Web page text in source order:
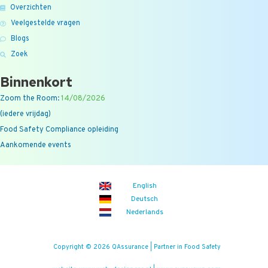
Overzichten
Veelgestelde vragen
Blogs
Zoek
Binnenkort
Zoom the Room:14/08/2026
(iedere vrijdag)
Food Safety Compliance opleiding
Aankomende events
English
Deutsch
Nederlands
Copyright © 2026 QAssurance | Partner in Food Safety